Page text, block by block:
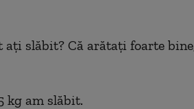
ați slăbit? Că arătați foarte
kg am slăbit.